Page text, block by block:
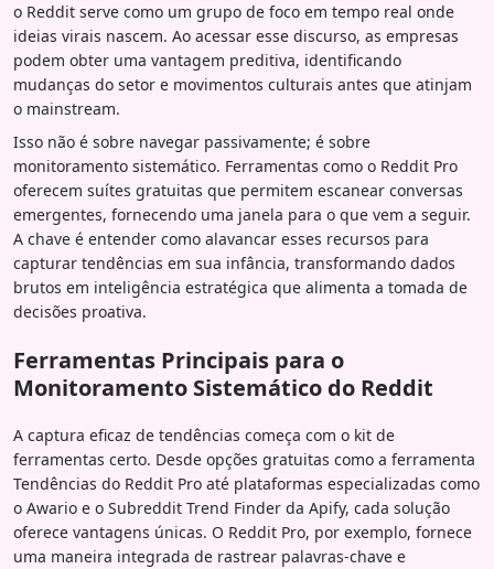
o Reddit serve como um grupo de foco em tempo real onde
ideias virais nascem. Ao acessar esse discurso, as empresas
podem obter uma vantagem preditiva, identificando
mudanças do setor e movimentos culturais antes que atinjam
o mainstream.
Isso não é sobre navegar passivamente; é sobre
monitoramento sistemático. Ferramentas como o Reddit Pro
oferecem suítes gratuitas que permitem escanear conversas
emergentes, fornecendo uma janela para o que vem a seguir.
A chave é entender como alavancar esses recursos para
capturar tendências em sua infância, transformando dados
brutos em inteligência estratégica que alimenta a tomada de
decisões proativa.
Ferramentas Principais para o
Monitoramento Sistemático do Reddit
A captura eficaz de tendências começa com o kit de
ferramentas certo. Desde opções gratuitas como a ferramenta
Tendências do Reddit Pro até plataformas especializadas como
o Awario e o Subreddit Trend Finder da Apify, cada solução
oferece vantagens únicas. O Reddit Pro, por exemplo, fornece
uma maneira integrada de rastrear palavras-chave e